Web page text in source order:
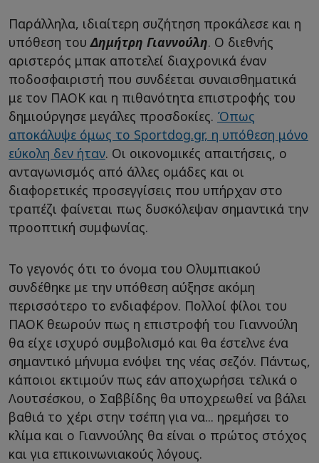
Παράλληλα, ιδιαίτερη συζήτηση προκάλεσε και η
υπόθεση τουΔημήτρη Γιαννούλη. Ο διεθνής
αριστερός μπακ αποτελεί διαχρονικά έναν
ποδοσφαιριστή που συνδέεται συναισθηματικά
με τον ΠΑΟΚ και η πιθανότητα επιστροφής του
δημιούργησε μεγάλες προσδοκίες. Όπως
αποκάλυψε όμως το Sportdog.gr, η υπόθεση μόνο
εύκολη δεν ήταν. Οι οικονομικές απαιτήσεις, ο
ανταγωνισμός από άλλες ομάδες και οι
διαφορετικές προσεγγίσεις που υπήρχαν στο
τραπέζι φαίνεται πως δυσκόλεψαν σημαντικά την
προοπτική συμφωνίας.
Το γεγονός ότι το όνομα του Ολυμπιακού
συνδέθηκε με την υπόθεση αύξησε ακόμη
περισσότερο το ενδιαφέρον. Πολλοί φίλοι του
ΠΑΟΚ θεωρούν πως η επιστροφή του Γιαννούλη
θα είχε ισχυρό συμβολισμό και θα έστελνε ένα
σημαντικό μήνυμα ενόψει της νέας σεζόν. Πάντως,
κάποιοι εκτιμούν πως εάν αποχωρήσει τελικά ο
Λουτσέσκου, ο Σαββίδης θα υποχρεωθεί να βάλει
βαθιά το χέρι στην τσέπη για να... ηρεμήσει το
κλίμα και ο Γιαννούλης θα είναι ο πρώτος στόχος
και για επικοινωνιακούς λόγους.